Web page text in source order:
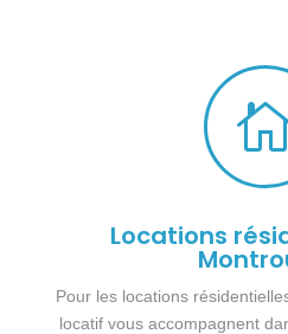
Locations
Pour les locations
locatif vous accompagnent